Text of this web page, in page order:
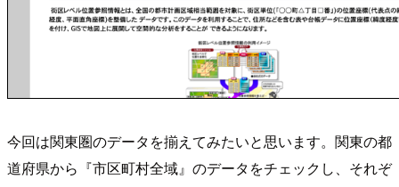
今回は関東圏のデータを揃えてみたいと思います。関東の都
道府県から『市区町村全域』のデータをチェックし、それぞ